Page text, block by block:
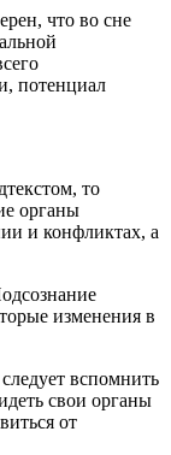
что во сне
потенциал
то
органы
и конфликтах, а
изменения в
вспомнить
свои органы
от